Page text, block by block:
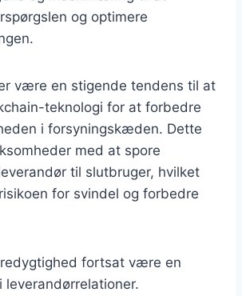
og optimere
være en stigende tendens til at
teknologi for at forbedre
i forsyningskæden. Dette
med at spore
til slutbruger, hvilket
for svindel og forbedre
fortsat være en
leverandørrelationer.